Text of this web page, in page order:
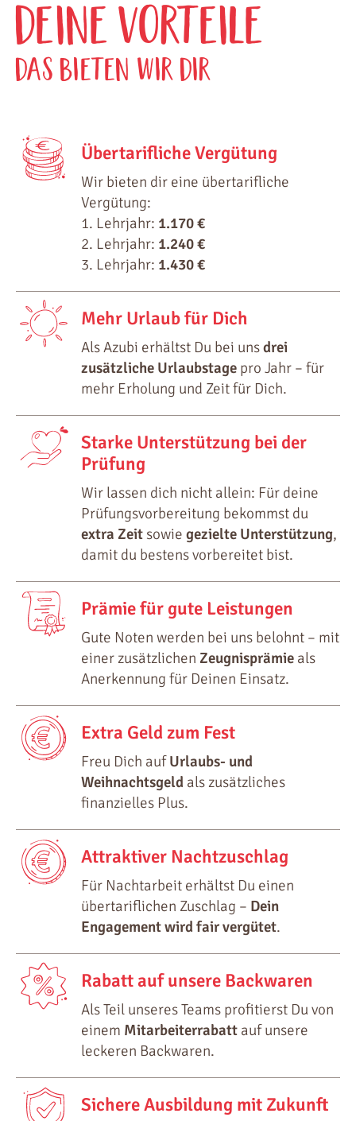
DEINE VoRTEILE
DAS BIETEN WIR DIR
Übertarifliche Vergütung
Wir bieten dir eine übertarifliche
Vergütung:
1. Lehrjahr: 1.170 €
2. Lehrjahr: 1.240 €
3. Lehrjahr: 1.430 €
Mehr Urlaub für Dich
Als Azubi erhältst Du bei unsdrei
zusätzliche Urlaubstagepro Jahr – für
mehr Erholung und Zeit für Dich.
Starke Unterstützung bei der
Prüfung
Wir lassen dich nicht allein: Für deine
Prüfungsvorbereitung bekommst du
extra Zeitsowie gezielte Unterstützung,
damit du bestens vorbereitet bist.
Prämie für gute Leistungen
Gute Noten werden bei uns belohnt – mit
einer zusätzlichen Zeugnisprämieals
Anerkennung für Deinen Einsatz.
Extra Geld zum Fest
Freu Dich aufUrlaubs- und
Weihnachtsgeld als zusätzliches
finanzielles Plus.
Attraktiver Nachtzuschlag
Für Nachtarbeit erhältst Du einen
übertariflichen Zuschlag – Dein
Engagement wird fair vergütet.
Rabatt auf unsere Backwaren
Als Teil unseres Teams profitierst Du von
einem Mitarbeiterrabattauf unsere
leckeren Backwaren.
Sichere Ausbildung mit Zukunft